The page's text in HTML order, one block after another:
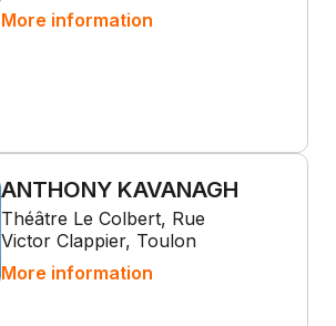
More information
ANTHONY KAVANAGH
Théâtre Le Colbert, Rue
Victor Clappier, Toulon
More information